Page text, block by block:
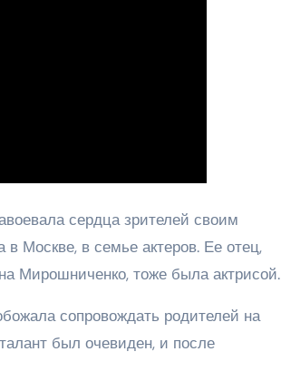
сердца зрителей своим
Москве, в семье актеров. Ее отец,
Мирошниченко, тоже была актрисой.
сопровождать родителей на
был очевиден, и после